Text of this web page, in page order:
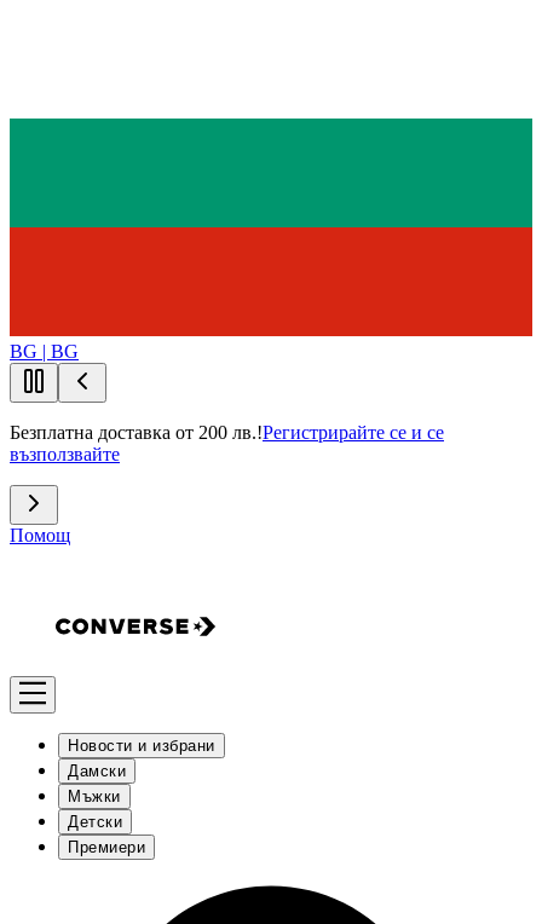
BG | BG
Безплатна доставка от 200 лв.!Регистрирайте се и се
възползвайте
Помощ
Новости и избрани
Дамски
Мъжки
Детски
Премиери